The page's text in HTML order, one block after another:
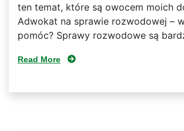
ten temat, które są owocem moich
Adwokat na sprawie rozwodowej –
pomóc? Sprawy rozwodowe są
Read More